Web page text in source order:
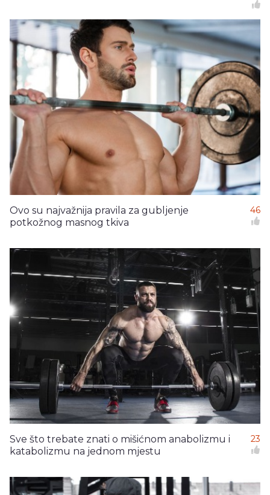
Ovo su najvažnija pravila za gubljenje
potkožnog masnog tkiva
46
Sve što trebate znati o mišićnom anabolizmu i
katabolizmu na jednom mjestu
23